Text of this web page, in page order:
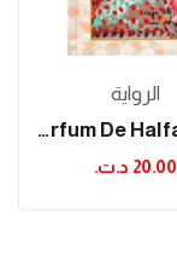
الرواية
Habiba Parfum De Halfaouine
20.00 د.ت.‏